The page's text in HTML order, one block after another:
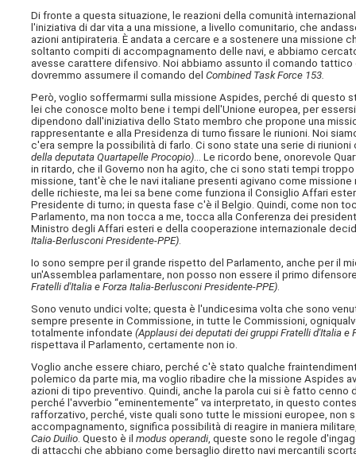
Di fronte a questa situazione, le reazioni della comunità
l'iniziativa di dar vita a una missione, a livello comunitario, che
azioni antipirateria. È andata a cercare e a sostenere una missione
soltanto compiti di accompagnamento delle navi, e abbiamo
avesse carattere difensivo. Noi abbiamo assunto il comando
dovremmo assumere il comando delCombined Task Force 153.
Però, voglio soffermarmi sulla missione Aspides, perché di questo
lei che conosce molto bene i tempi dell'Unione europea, per
dipendono dall'iniziativa dello Stato membro che propone una
rappresentante e alla Presidenza di turno fissare le riunioni. Noi
c'era sempre la possibilità di farlo. Ci sono state una serie di
della deputata Quartapelle Procopio) … Le ricordo bene, onorevole
in ritardo, che il Governo non ha agito, che ci sono stati tempi
missione, tant'è che le navi italiane presenti agivano come
delle richieste, ma lei sa bene come funziona il Consiglio Affari
Presidente di turno; in questa fase c'è il Belgio. Quindi, come non
Parlamento, ma non tocca a me, tocca alla Conferenza dei
Ministro degli Affari esteri e della cooperazione internazionale
Italia-Berlusconi Presidente-PPE)
Io sono sempre per il grande rispetto del Parlamento, anche per il
un'Assemblea parlamentare, non posso non essere il primo
Fratelli d'Italia e Forza Italia-Berlusconi Presidente-PPE)
Sono venuto undici volte; questa è l'undicesima volta che sono
sempre presente in Commissione, in tutte le Commissioni,
totalmente infondate(Applausi dei deputati dei gruppi Fratelli d'Italia e
rispettava il Parlamento, certamente non io.
Voglio anche essere chiaro, perché c'è stato qualche
polemico da parte mia, ma voglio ribadire che la missione Aspides
azioni di tipo preventivo. Quindi, anche la parola cui si è fatto
perché l'avverbio “eminentemente” va interpretato, in questo
rafforzativo, perché, viste quali sono tutte le missioni europee, non
accompagnamento, significa possibilità di reagire in maniera
Caio Duilio. Questo è ilmodus operandi, queste sono le regole
di attacchi che abbiano come bersaglio diretto navi mercantili